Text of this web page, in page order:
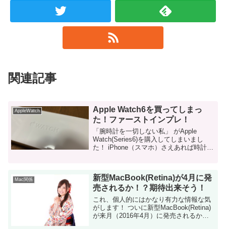
関連記事
AppleWatch
Apple Watch6を買ってしまっ
た！ファーストインプレ！
「腕時計を一切しない私」 がApple
Watch(Series6)を購入してしまいまし
た！ iPhone（スマホ）さえあれば時計な
なぁ。 ...
Mac関係
新型MacBook(Retina)が4月に発
売されるか！？期待出来そう！
これ、個人的にはかなり有力な情報な気
がします！ ついに新型MacBook(Retina)
が来月（2016年4月）に発売されるかも